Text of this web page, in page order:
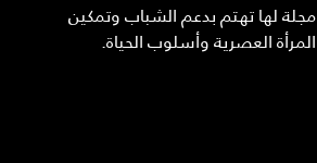
مجلة لها تهتم بدعم الشباب وتمكين
المرأة العصرية وأسلوب الحياة.